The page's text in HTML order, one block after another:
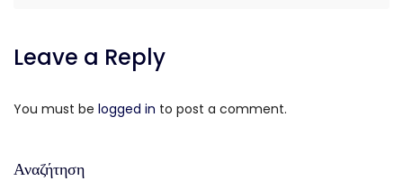
Leave a Reply
You must be logged in to post a comment.
Αναζήτηση